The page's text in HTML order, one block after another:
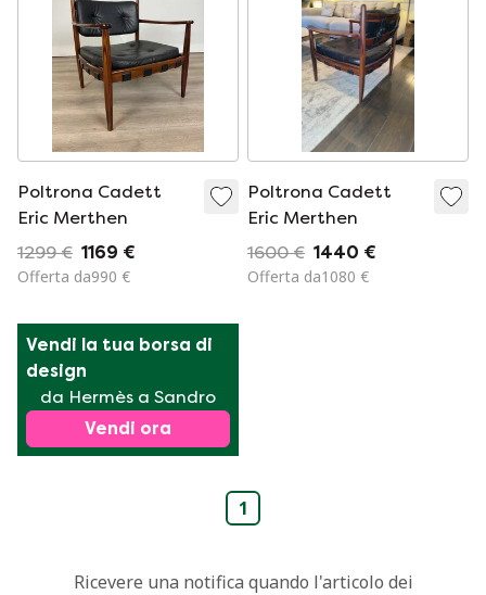
Poltrona Cadett
Eric Merthen
1299 € 1169 €
Offerta da990 €
Poltrona Cadett
Eric Merthen
1600 € 1440 €
Offerta da1080 €
Vendi la tua borsa di
design
da Hermès a Sandro
Vendi ora
1
Ricevere una notifica quando l'articolo dei